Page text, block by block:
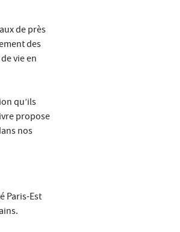
de près
des
vie en
qu’ils
propose
nos
Paris-Est